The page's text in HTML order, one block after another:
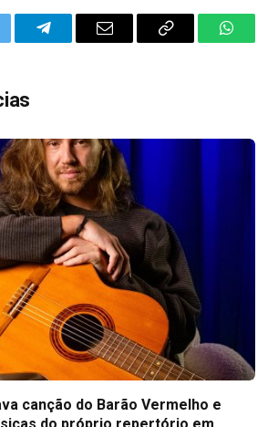
TelegramEmail
Copy
canção do Barão Vermelho e